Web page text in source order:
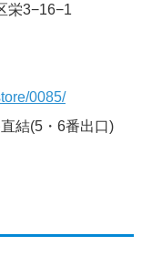
栄3−16−1
0085/
結(5・6番出口)